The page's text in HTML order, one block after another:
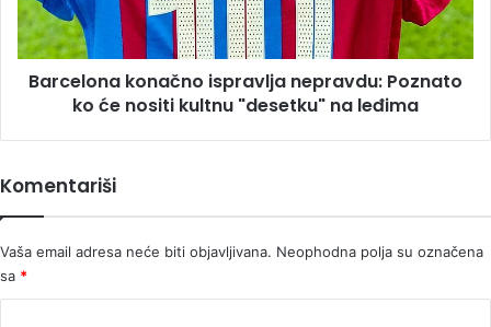
će
nositi
kultnu
"desetku"
Barcelona konačno ispravlja nepravdu: Poznato
ko će nositi kultnu "desetku" na leđima
Komentariši
Vaša email adresa neće biti objavljivana. Neophodna polja su označena
sa *